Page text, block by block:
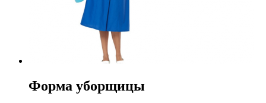
Форма уборщицы